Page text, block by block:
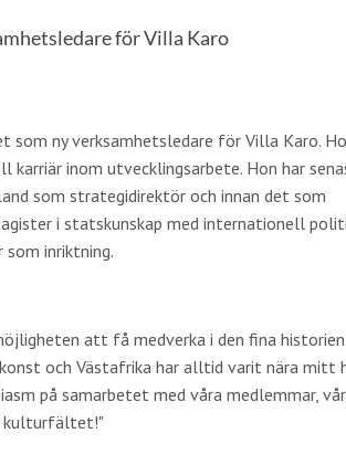
för Villa Karo
som ny verksamhetsledare för Villa Karo.
karriär inom utvecklingsarbete. Hon har
som strategidirektör och innan det som
i statskunskap med internationell
inriktning.
att få medverka i den fina
konst och Västafrika har alltid varit nära mitt
på samarbetet med våra medlemmar,
kulturfältet!"